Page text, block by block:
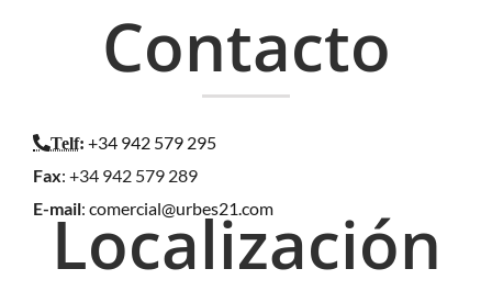
Localización
Contacto
Telf: +34 942 579 295
Fax: +34 942 579 289
E-mail: comercial@urbes21.com